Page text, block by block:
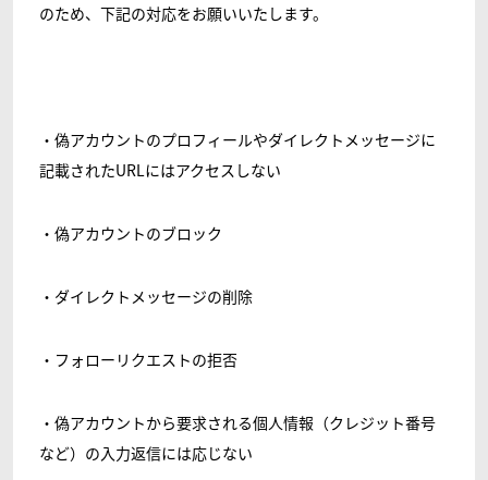
のため、下記の対応をお願いいたします。
・偽アカウントのプロフィールやダイレクトメッセージに
記載されたURLにはアクセスしない
・偽アカウントのブロック
・ダイレクトメッセージの削除
・フォローリクエストの拒否
・偽アカウントから要求される個人情報（クレジット番号
など）の入力返信には応じない